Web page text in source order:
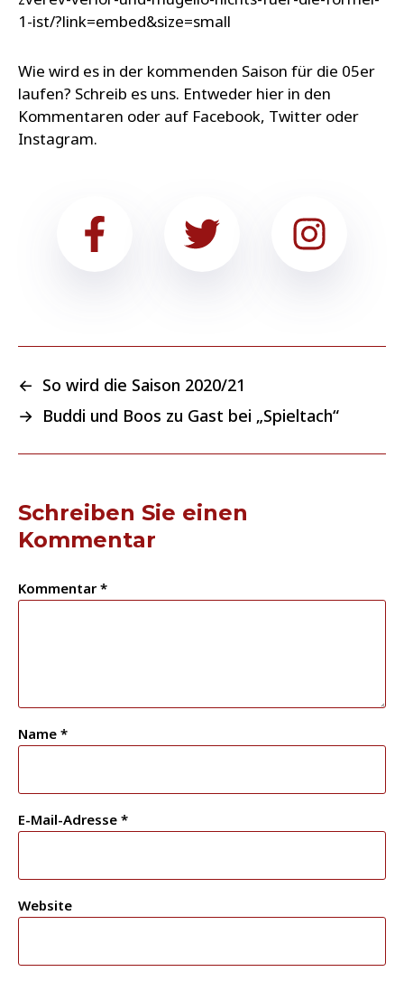
1-ist/?link=embed&size=small
Wie wird es in der kommenden Saison für die 05er
laufen? Schreib es uns. Entweder hier in den
Kommentaren oder auf Facebook, Twitter oder
Instagram.
← So wird die Saison 2020/21
→ Buddi und Boos zu Gast bei „Spieltach“
Schreiben Sie einen
Kommentar
Kommentar*
Name *
E-Mail-Adresse *
Website